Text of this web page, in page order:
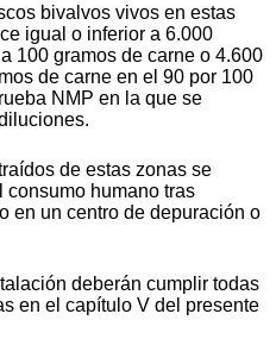
bivalvos vivos en estas
igual o inferior a 6.000
100 gramos de carne o 4.600
de carne en el 90 por 100
NMP en la que se
de estas zonas se
consumo humano tras
en un centro de depuración o
deberán cumplir todas
en el capítulo V del presente